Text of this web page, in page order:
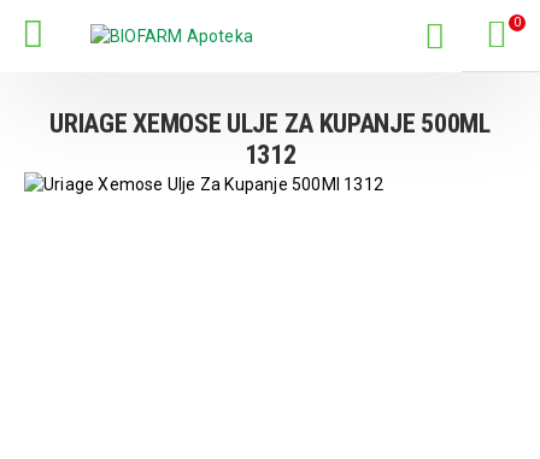
0
URIAGE XEMOSE ULJE ZA KUPANJE 500ML
1312